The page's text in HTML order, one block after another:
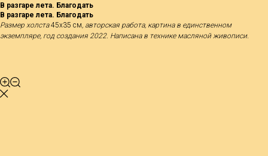
В разгаре лета. Благодать
В разгаре лета. Благодать
Размер холста45х35 см, авторская работа, картина в единственном
экземпляре, год создания 2022. Написана в технике масляной живописи.